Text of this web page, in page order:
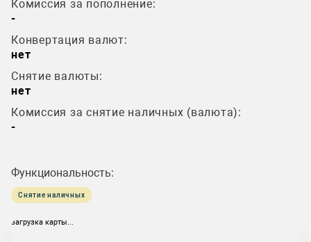
Комиссия за пополнение:
-
Конвертация валют:
нет
Снятие валюты:
нет
Комиссия за снятие наличных (валюта):
-
Функциональность:
Снятие наличных
загрузка карты...